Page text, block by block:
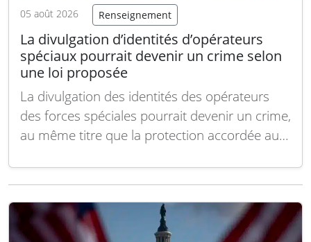
05 août 2026 Renseignement
La divulgation d’identités d’opérateurs
spéciaux pourrait devenir un crime selon
une loi proposée
La divulgation des identités des opérateurs
des forces spéciales pourrait devenir un crime,
au même titre que la protection accordée aux
proposition incluse dans la version de la
annuel sur la défense. Bien que cette mesure
vise principalement…
Lire la suite